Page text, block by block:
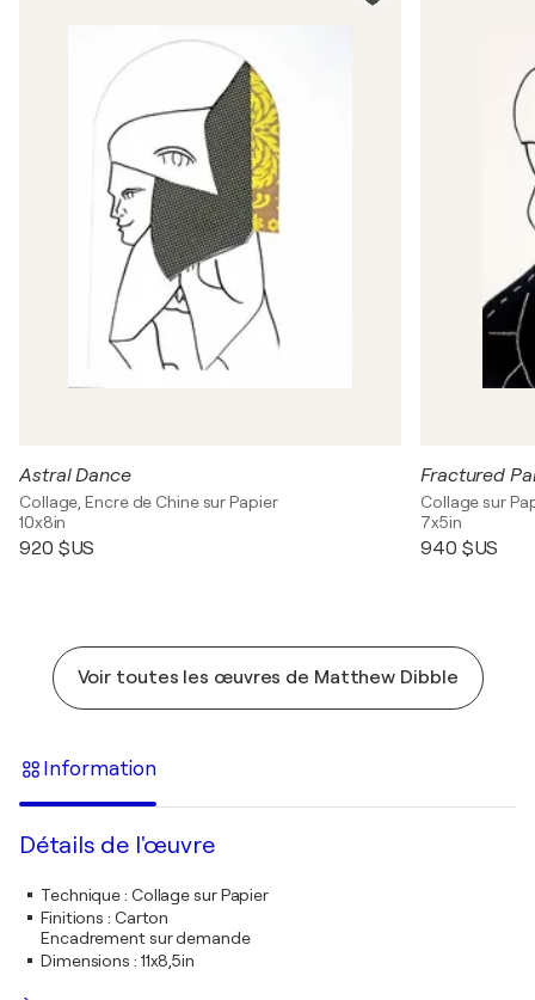
Astral Dance
Collage, Encre de Chine sur Papier
10x8in
920 $US
Fractured
Collage sur
7x5in
940 $US
Voir toutes les œuvres de Matthew Dibble
Information
Détails de l'œuvre
Technique: Collage sur Papier
Finitions : Carton
Encadrement sur demande
Dimensions : 11x8,5in